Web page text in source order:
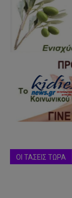
ΟΙ ΤΑΣΕΙΣ ΤΩΡΑ